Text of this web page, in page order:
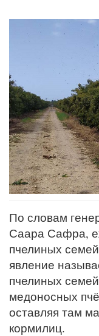
По словам
Саара Сафра,
пчелиных
явление
пчелиных
медоносных
оставляя там
кормилиц.